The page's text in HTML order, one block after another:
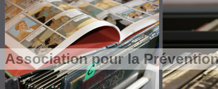
Association pour la